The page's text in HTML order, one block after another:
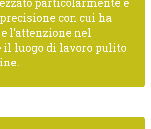
con cui ha
l’attenzione nel
il luogo di lavoro pulito